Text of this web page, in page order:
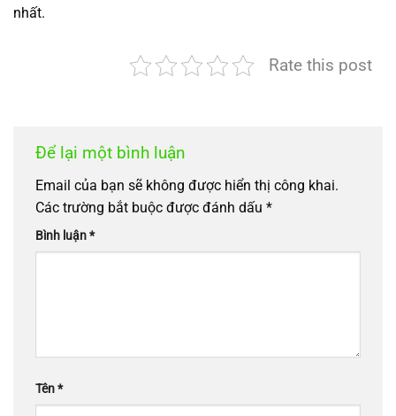
nhất.
Rate this post
Để lại một bình luận
Email của bạn sẽ không được hiển thị công khai.
Các trường bắt buộc được đánh dấu *
Bình luận*
Tên*